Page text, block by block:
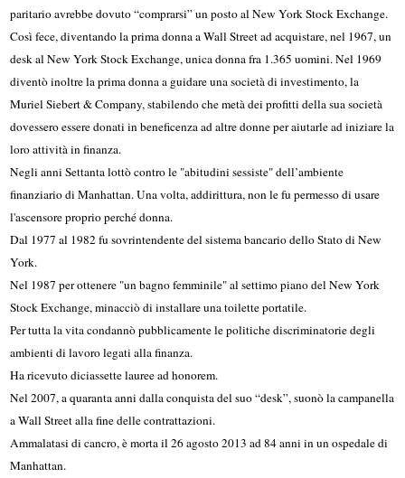
paritario avrebbe dovuto “comprarsi” un posto al New York Stock Exchange.
Così fece, diventando la prima donna a Wall Street ad acquistare, nel 1967, un
desk al New York Stock Exchange, unica donna fra 1.365 uomini. Nel 1969
diventò inoltre la prima donna a guidare una società di investimento, la
Muriel Siebert & Company, stabilendo che metà dei profitti della sua società
dovessero essere donati in beneficenza ad altre donne per aiutarle ad iniziare la
loro attività in finanza.
Negli anni Settanta lottò contro le "abitudini sessiste" dell’ambiente
finanziario di Manhattan. Una volta, addirittura, non le fu permesso di usare
l'ascensore proprio perché donna.
Dal 1977 al 1982 fu sovrintendente del sistema bancario dello Stato di New
York.
Nel 1987 per ottenere "un bagno femminile" al settimo piano del New York
Stock Exchange, minacciò di installare una toilette portatile.
Per tutta la vita condannò pubblicamente le politiche discriminatorie degli
ambienti di lavoro legati alla finanza.
Ha ricevuto diciassette lauree ad honorem.
Nel 2007, a quaranta anni dalla conquista del suo “desk”, suonò la campanella
a Wall Street alla fine delle contrattazioni.
Ammalatasi di cancro, è morta il 26 agosto 2013 ad 84 anni in un ospedale di
Manhattan.